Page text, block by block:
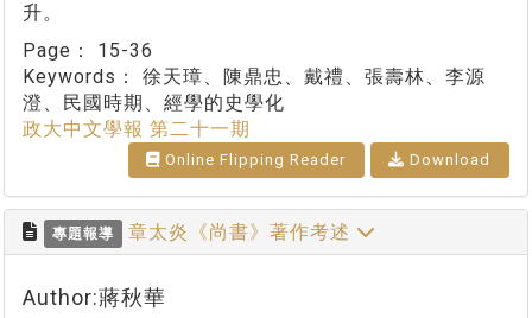
升。
Page： 15-36
Keywords： 徐天璋、陳鼎忠、戴禮、張壽林、李源
澄、民國時期、經學的史學化
政大中文學報 第二十一期
Online Flipping Reader Download
專題報導 章太炎《尚書》著作考述
Author:蔣秋華